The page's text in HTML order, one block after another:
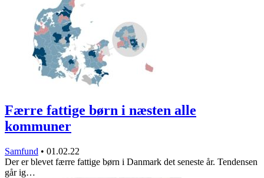
Færre fattige børn i næsten alle
kommuner
Samfund • 01.02.22
Der er blevet færre fattige børn i Danmark det seneste år. Tendensen
går ig…